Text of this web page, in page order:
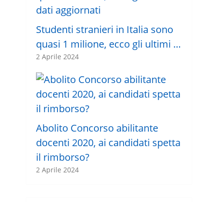
Studenti stranieri in Italia sono
quasi 1 milione, ecco gli ultimi …
2 Aprile 2024
Abolito Concorso abilitante
docenti 2020, ai candidati spetta
il rimborso?
2 Aprile 2024